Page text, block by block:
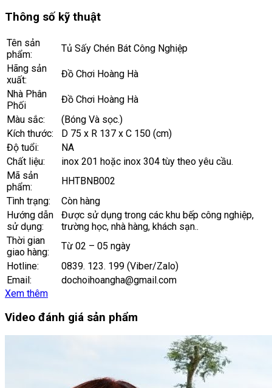
Thông số kỹ thuật
Tên sản
phẩm:
Tủ Sấy Chén Bát Công Nghiệp
Hãng sản
xuất:
Đồ Chơi Hoàng Hà
Nhà Phân
Phối
Đồ Chơi Hoàng Hà
Màu sắc:
(Bóng Và sọc.)
Kích thước:
D 75 x R 137 x C 150 (cm)
Độ tuổi:
NA
Chất liệu:
inox 201 hoặc inox 304 tùy theo yêu cầu.
Mã sản
phẩm:
HHTBNB002
Tình trạng:
Còn hàng
Hướng dẫn
sử dụng:
Được sử dụng trong các khu bếp công nghiệp,
trường học, nhà hàng, khách sạn..
Thời gian
giao hàng:
Từ 02 – 05 ngày
Hotline:
0839. 123. 199 (Viber/Zalo)
Email:
dochoihoangha@gmail.com
Xem thêm
Video đánh giá sản phẩm